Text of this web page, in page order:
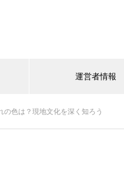
運営者情報
の色は？現地文化を深く知ろう